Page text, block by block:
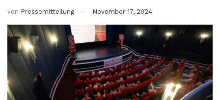
von Pressemitteilung November 17, 2024